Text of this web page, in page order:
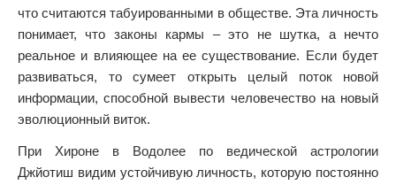
что считаются табуированными в обществе. Эта личность
понимает, что законы кармы – это не шутка, а нечто
реальное и влияющее на ее существование. Если будет
развиваться, то сумеет открыть целый поток новой
информации, способной вывести человечество на новый
эволюционный виток.
При Хироне в Водолее по ведической астрологии
Джйотиш видим устойчивую личность, которую постоянно